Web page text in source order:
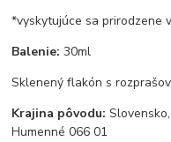
*vyskytujúce sa prirodzene
Balenie:30ml
Sklenený flakón s
Krajina pôvodu:
Humenné 066 01